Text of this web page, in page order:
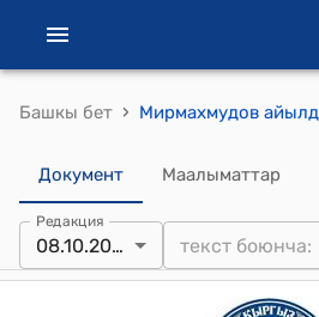
Башкы бет ›
Документ Маалыматтар
Редакция
08.10.2014